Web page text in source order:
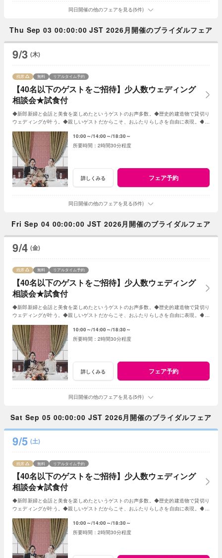
同日開催の他のフェアを見る(5件)
Thu Sep 03 00:00:00 JST 2026月開催のブライダルフェア
9/3 (木)
【40名以下のゲストをご招待】少人数ウェディング
相談会★試食付
残席 無料 リアルタイム予約
◆新郎新婦と会話と美食を楽しめたというゲストのお声多数。◆歴史的建造物で貸切り
ウェディングが叶う。◆親しいゲストだからこそ、おふたりらしさを自由に表現。◆お
10:00～ 14:00～ 18:30～
2時間30分程度
詳しくみる フェア予約
同日開催の他のフェアを見る(5件)
Fri Sep 04 00:00:00 JST 2026月開催のブライダルフェア
9/4 (金)
【40名以下のゲストをご招待】少人数ウェディング
相談会★試食付
残席 無料 リアルタイム予約
◆新郎新婦と会話と美食を楽しめたというゲストのお声多数。◆歴史的建造物で貸切り
ウェディングが叶う。◆親しいゲストだからこそ、おふたりらしさを自由に表現。◆お
10:00～ 14:00～ 18:30～
2時間30分程度
詳しくみる フェア予約
同日開催の他のフェアを見る(5件)
Sat Sep 05 00:00:00 JST 2026月開催のブライダルフェア
9/5 (土)
【40名以下のゲストをご招待】少人数ウェディング
相談会★試食付
残席 無料 リアルタイム予約
◆新郎新婦と会話と美食を楽しめたというゲストのお声多数。◆歴史的建造物で貸切り
ウェディングが叶う。◆親しいゲストだからこそ、おふたりらしさを自由に表現。◆お
10:00～ 14:00～ 18:30～
2時間30分程度